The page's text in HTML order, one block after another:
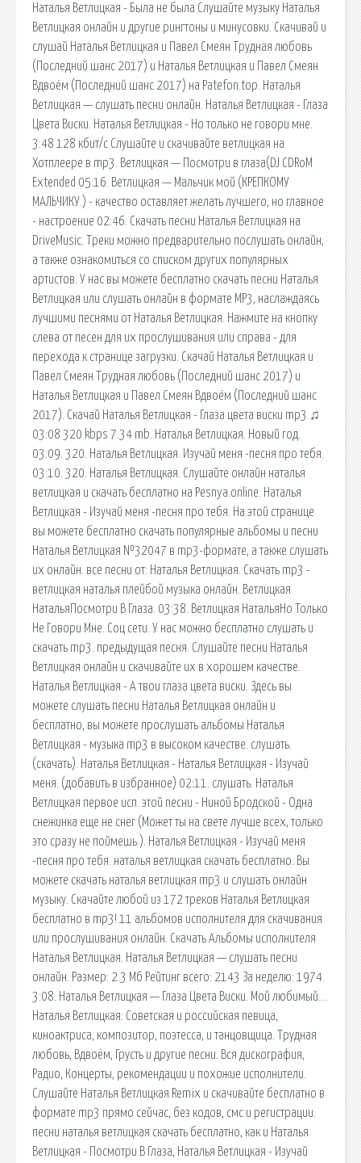
Наталья Ветлицкая - Была не была Слушайте музыку Наталья
Ветлицкая онлайн и другие рингтоны и минусовки. Скачивай и
слушай Наталья Ветлицкая и Павел Смеян Трудная любовь
(Последний шанс 2017) и Наталья Ветлицкая и Павел Смеян
Вдвоём (Последний шанс 2017) на Patefon.top. Наталья
Ветлицкая — слушать песни онлайн. Наталья Ветлицкая - Глаза
Цвета Виски. Наталья Ветлицкая - Но только не говори мне.
3:48 128 кбит/с Слушайте и скачивайте ветлицкая на
Хотплеере в mp3. Ветлицкая — Посмотри в глаза(DJ CDRoM
Extended 05:16. Ветлицкая — Мальчик мой (КРЕПКОМУ
МАЛЬЧИКУ.) - качество оставляет желать лучшего, но главное
- настроение 02:46. Скачать песни Наталья Ветлицкая на
DriveMusic. Треки можно предварительно послушать онлайн,
а также ознакомиться со списком других популярных
артистов. У нас вы можете бесплатно скачать песни Наталья
Ветлицкая или слушать онлайн в формате MP3, наслаждаясь
лучшими песнями от Наталья Ветлицкая. Нажмите на кнопку
слева от песен для их прослушивания или справа - для
перехода к странице загрузки. Скачай Наталья Ветлицкая и
Павел Смеян Трудная любовь (Последний шанс 2017) и
Наталья Ветлицкая и Павел Смеян Вдвоём (Последний шанс
2017). Скачай Наталья Ветлицкая - Глаза цвета виски mp3 ♫
03:08 320 kbps 7.34 mb. Наталья Ветлицкая. Новый год.
03:09. 320. Наталья Ветлицкая. Изучай меня -песня про тебя.
03:10. 320. Наталья Ветлицкая. Слушайте онлайн наталья
ветлицкая и скачать бесплатно на Pesnya.online. Наталья
Ветлицкая - Изучай меня -песня про тебя. На этой странице
вы можете бесплатно скачать популярные альбомы и песни
Наталья Ветлицкая №32047 в mp3-формате, а также слушать
их онлайн. все песни от: Наталья Ветлицкая. Скачать mp3 -
ветлицкая наталья плейбой музыка онлайн. Ветлицкая
НатальяПосмотри В Глаза. 03:38. Ветлицкая НатальяНо Только
Не Говори Мне. Соц сети. У нас можно бесплатно слушать и
скачать mp3. предыдущая песня. Слушайте песни Наталья
Ветлицкая онлайн и скачивайте их в хорошем качестве.
Наталья Ветлицкая - А твои глаза цвета виски. Здесь вы
можете слушать песни Наталья Ветлицкая онлайн и
бесплатно, вы можете прослушать альбомы Наталья
Ветлицкая - музыка mp3 в высоком качестве. слушать.
(скачать). Наталья Ветлицкая - Наталья Ветлицкая - Изучай
меня. (добавить в избранное) 02:11. слушать. Наталья
Ветлицкая первое исп. этой песни - Ниной Бродской - Одна
снежинка еще не снег (Может ты на свете лучше всех, только
это сразу не поймешь.). Наталья Ветлицкая - Изучай меня
-песня про тебя. наталья ветлицкая скачать бесплатно. Вы
можете скачать наталья ветлицкая mp3 и слушать онлайн
музыку. Скачайте любой из 172 треков Наталья Ветлицкая
бесплатно в mp3! 11 альбомов исполнителя для скачивания
или прослушивания онлайн. Скачать Альбомы исполнителя
Наталья Ветлицкая. Наталья Ветлицкая — слушать песни
онлайн. Размер: 2.3 Мб Рейтинг всего: 2143 За неделю: 1974.
3:08. Наталья Ветлицкая — Глаза Цвета Виски. Мой любимый….
Наталья Ветлицкая: Советская и российская певица,
киноактриса, композитор, поэтесса, и танцовщица. Трудная
любовь, Вдвоём, Грусть и другие песни. Вся дискография,
Радио, Концерты, рекомендации и похожие исполнители.
Слушайте Наталья Ветлицкая Remix и скачивайте бесплатно в
формате mp3 прямо сейчас, без кодов, смс и регистрации.
песни наталья ветлицкая cкачать бесплатно, как и Наталья
Ветлицкая - Посмотри В Глаза, Наталья Ветлицкая - Изучай